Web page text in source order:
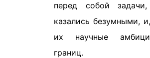
перед собой
казались безумными,
их научные
границ.